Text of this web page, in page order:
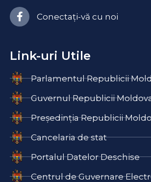
Conectați-vă cu noi
Link-uri Utile
Parlamentul Republicii
Guvernul Republicii
Președinția Republicii
Cancelaria de stat
Portalul Datelor Deschise
Centrul de Guvernare